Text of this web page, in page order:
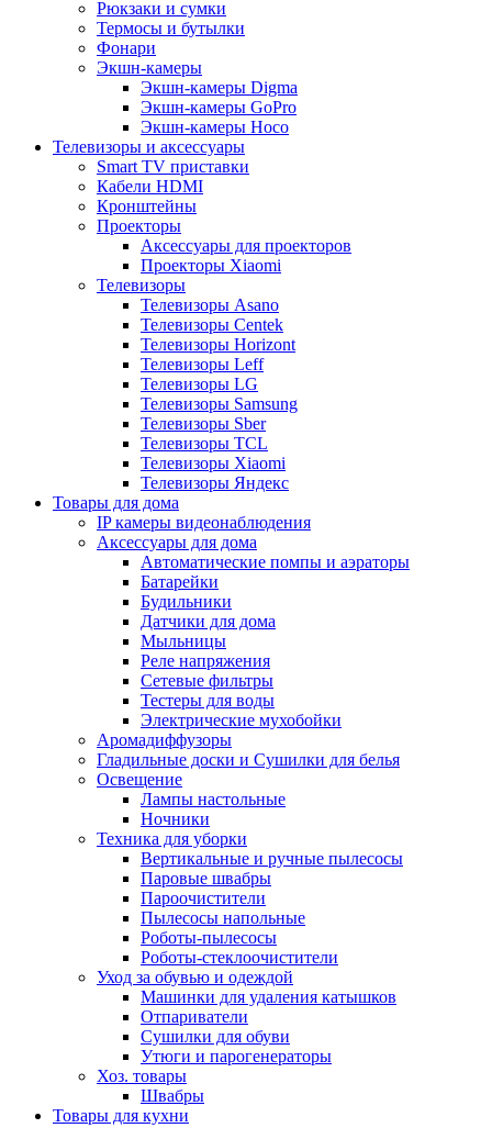
Рюкзаки и сумки
Термосы и бутылки
Фонари
Экшн-камеры
Экшн-камеры Digma
Экшн-камеры GoPro
Экшн-камеры Hoco
Телевизоры и аксессуары
Smart TV приставки
Кабели HDMI
Кронштейны
Проекторы
Аксессуары для проекторов
Проекторы Xiaomi
Телевизоры
Телевизоры Asano
Телевизоры Centek
Телевизоры Horizont
Телевизоры Leff
Телевизоры LG
Телевизоры Samsung
Телевизоры Sber
Телевизоры TCL
Телевизоры Xiaomi
Телевизоры Яндекс
Товары для дома
IP камеры видеонаблюдения
Аксессуары для дома
Автоматические помпы и аэраторы
Батарейки
Будильники
Датчики для дома
Мыльницы
Реле напряжения
Сетевые фильтры
Тестеры для воды
Электрические мухобойки
Аромадиффузоры
Гладильные доски и Сушилки для белья
Освещение
Лампы настольные
Ночники
Техника для уборки
Вертикальные и ручные пылесосы
Паровые швабры
Пароочистители
Пылесосы напольные
Роботы-пылесосы
Роботы-стеклоочистители
Уход за обувью и одеждой
Машинки для удаления катышков
Отпариватели
Сушилки для обуви
Утюги и парогенераторы
Хоз. товары
Швабры
Товары для кухни